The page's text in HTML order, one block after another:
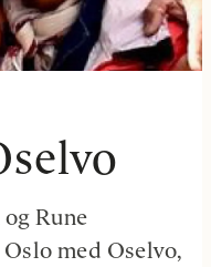
Rune
med Oselvo,